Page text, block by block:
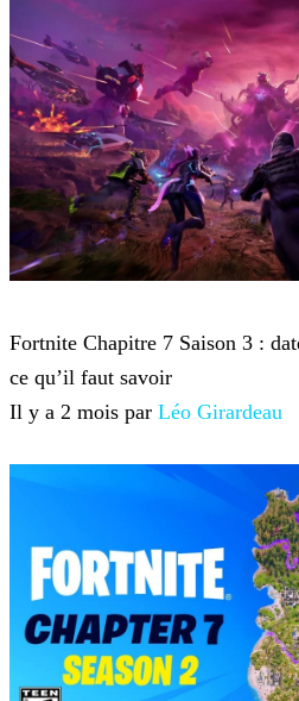
Fortnite Chapitre 7 Saison 3 :
ce qu’il faut savoir
Il y a 2 mois par Léo Girardeau